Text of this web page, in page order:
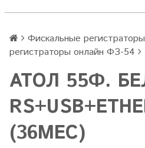
Фискальные
регистраторы онлайн ФЗ-54
АТОЛ 55Ф.
(36МЕС)